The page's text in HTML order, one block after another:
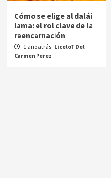
Cómo se elige al dalái
lama: el rol clave de la
reencarnación
1 año atrás LiceloT Del
Carmen Perez